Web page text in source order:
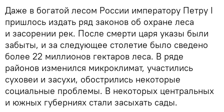
Даже в богатой лесом России императору Петру I
пришлось издать ряд законов об охране леса
и засорении рек. После смерти царя указы были
забыты, и за следующее столетие было сведено
более 22 миллионов гектаров леса. В ряде
районов изменился микроклимат, участились
суховеи и засухи, обострились некоторые
социальные проблемы. В некоторых центральных
и южных губерниях стали засыхать сады.